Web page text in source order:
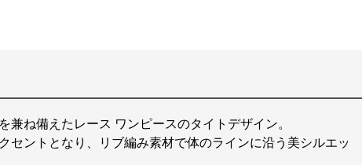
兼ね備えたレース ワンピースのタイトデザイン。
セントとなり、リブ編み素材で体のラインに沿う美シルエッ